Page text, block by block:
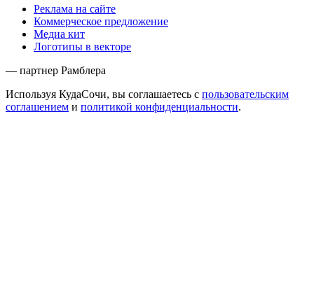
Реклама на сайте
Коммерческое предложение
Медиа кит
Логотипы в векторе
— партнер Рамблера
Используя КудаСочи, вы соглашаетесь с пользовательским
соглашением и политикой конфиденциальности.